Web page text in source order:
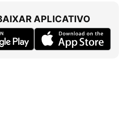
APLICATIVO